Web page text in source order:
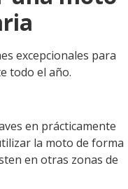
excepcionales para
todo el año.
en prácticamente
la moto de forma
en otras zonas de